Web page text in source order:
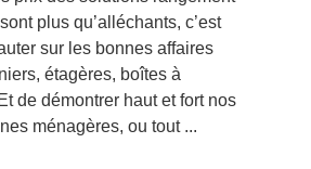
plus qu’alléchants, c’est
sur les bonnes affaires
étagères, boîtes à
de démontrer haut et fort nos
ménagères, ou tout ...